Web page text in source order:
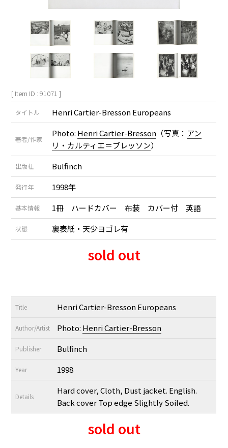
[ Item ID : 91071 ]
タイトル Henri Cartier-Bresson Europeans
著者/作家
Photo: Henri Cartier-Bresson （写真： アン
リ・カルティエ＝ブレッソン）
出版社 Bulfinch
発行年 1998年
基本情報 1冊 ハードカバー 布装 カバー付 英語
状態 裏表紙・天少ヨゴレ有
sold out
Title Henri Cartier-Bresson Europeans
Author/Artist Photo: Henri Cartier-Bresson
Publisher Bulfinch
Year 1998
Details
Hard cover, Cloth, Dust jacket. English.
Back cover Top edge Slightly Soiled.
sold out